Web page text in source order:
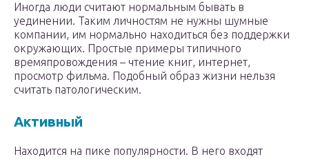
Иногда люди считают нормальным бывать в
уединении. Таким личностям не нужны шумные
компании, им нормально находиться без поддержки
окружающих. Простые примеры типичного
времяпровождения – чтение книг, интернет,
просмотр фильма. Подобный образ жизни нельзя
считать патологическим.
Активный
Находится на пике популярности. В него входят